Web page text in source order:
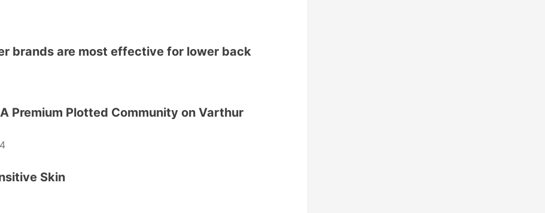
brands are most effective for lower back
Premium Plotted Community on Varthur
Skin